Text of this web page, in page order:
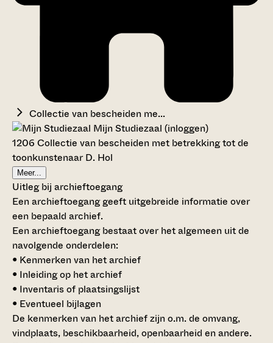
Collectie van bescheiden me...
Mijn Studiezaal (inloggen)
1206 Collectie van bescheiden met betrekking tot de
toonkunstenaar D. Hol
Meer...
Uitleg bij archieftoegang
Een archieftoegang geeft uitgebreide informatie over
een bepaald archief.
Een archieftoegang bestaat over het algemeen uit de
navolgende onderdelen:
• Kenmerken van het archief
• Inleiding op het archief
• Inventaris of plaatsingslijst
• Eventueel bijlagen
De kenmerken van het archief zijn o.m. de omvang,
vindplaats, beschikbaarheid, openbaarheid en andere.